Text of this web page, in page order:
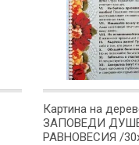
Картина на
ЗАПОВЕДИ
РАВНОВЕСИЯ /